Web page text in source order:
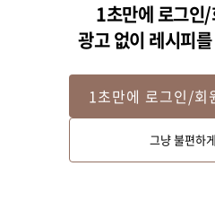
오징어는 배를 가르지않고 내장과 뼈를
거해주세요. 오징어를 깨끗이 씻어 물기
도 남게 양 옆으로 칼집을 넣어주세요.
1초만에 로그인
광고 없이 레시피
1초만에 로그인/회
그냥 불편하